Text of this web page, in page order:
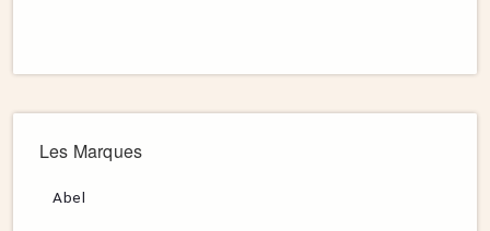
Les Marques
Abel